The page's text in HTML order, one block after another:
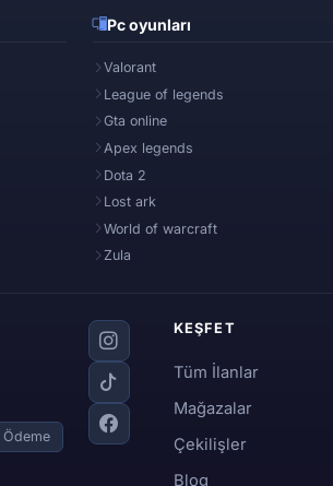
Pc oyunları
Valorant
League of legends
Gta online
Apex legends
Dota 2
Lost ark
World of warcraft
Zula
Ödeme
KEŞFET
Tüm İlanlar
Mağazalar
Çekilişler
Blog